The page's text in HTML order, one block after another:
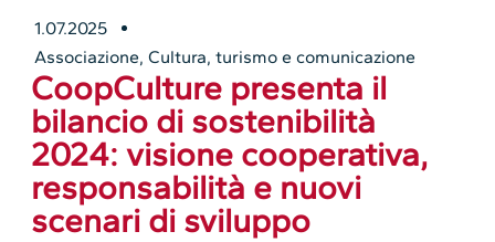
1.07.2025
Associazione,Cultura, turismo e comunicazione
CoopCulture presenta il
bilancio di sostenibilità
2024: visione cooperativa,
responsabilità e nuovi
scenari di sviluppo